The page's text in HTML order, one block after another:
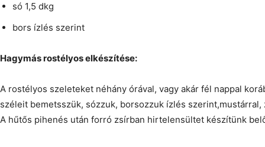
só 1,5 dkg
bors ízlés szerint
Hagymás rostélyos elkészítése:
A rostélyos szeleteket néhány órával, vagy akár fél nappal
széleit bemetsszük, sózzuk, borsozzuk ízlés
A hűtős pihenés után forró zsírban hirtelensültet készítünk